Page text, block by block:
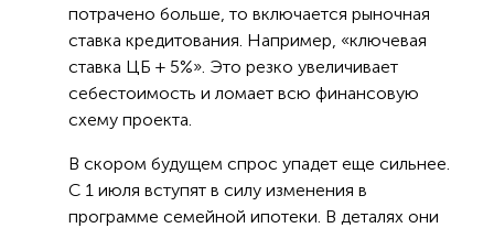
потрачено больше, то включается рыночная
ставка кредитования. Например, «ключевая
ставка ЦБ + 5%». Это резко увеличивает
себестоимость и ломает всю финансовую
схему проекта.
В скором будущем спрос упадет еще сильнее.
С 1 июля вступят в силу изменения в
программе семейной ипотеки. В деталях они